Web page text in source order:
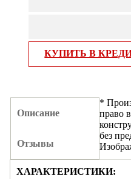
КУПИТЬ В
Описание
Отзывы
ХАРАКТЕРИСТИКИ:
*
право
без